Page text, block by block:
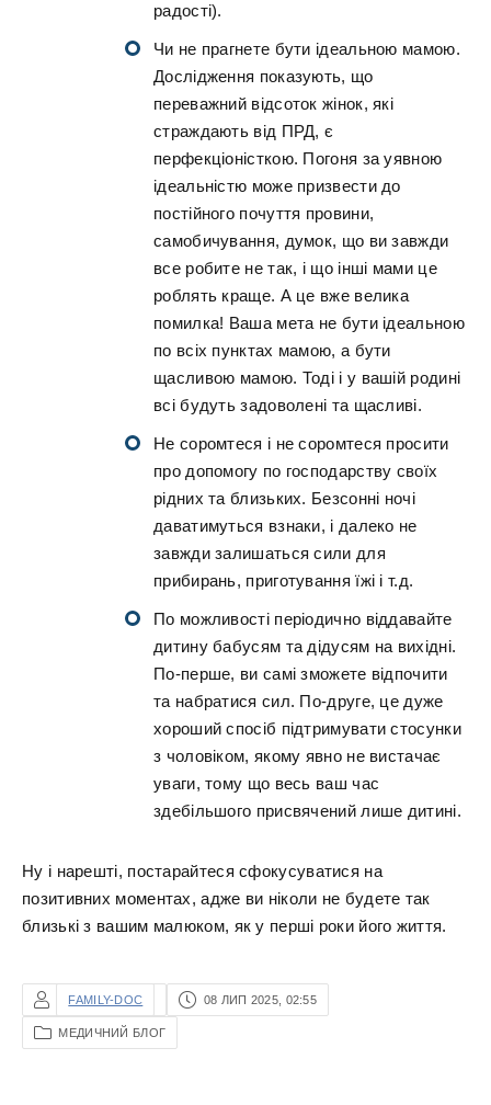
радості).
Чи не прагнете бути ідеальною мамою.
Дослідження показують, що
переважний відсоток жінок, які
страждають від ПРД, є
перфекціоністкою. Погоня за уявною
ідеальністю може призвести до
постійного почуття провини,
самобичування, думок, що ви завжди
все робите не так, і що інші мами це
роблять краще. А це вже велика
помилка! Ваша мета не бути ідеальною
по всіх пунктах мамою, а бути
щасливою мамою. Тоді і у вашій родині
всі будуть задоволені та щасливі.
Не соромтеся і не соромтеся просити
про допомогу по господарству своїх
рідних та близьких. Безсонні ночі
даватимуться взнаки, і далеко не
завжди залишаться сили для
прибирань, приготування їжі і т.д.
По можливості періодично віддавайте
дитину бабусям та дідусям на вихідні.
По-перше, ви самі зможете відпочити
та набратися сил. По-друге, це дуже
хороший спосіб підтримувати стосунки
з чоловіком, якому явно не вистачає
уваги, тому що весь ваш час
здебільшого присвячений лише дитині.
Ну і нарешті, постарайтеся сфокусуватися на
позитивних моментах, адже ви ніколи не будете так
близькі з вашим малюком, як у перші роки його життя.
FAMILY-DOC 08 ЛИП 2025, 02:55
МЕДИЧНИЙ БЛОГ